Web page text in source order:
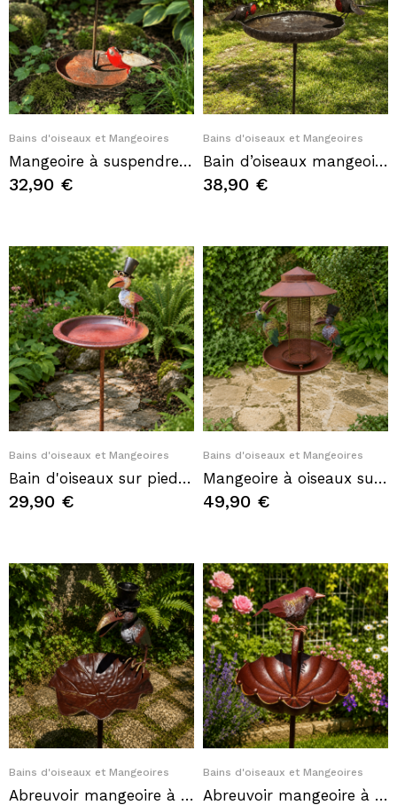
Quick View
Bains d'oiseaux et Mangeoires
Mangeoire à suspendre en métal recyclé avec oiseau rouge décoratif
32,90 €
Quick View
Bains d'oiseaux et Mangeoires
Bain d’oiseaux mangeoire en métal recyclé avec rouges-gorges
38,90 €
Quick View
Bains d'oiseaux et Mangeoires
Bain d'oiseaux sur pied en métal avec corbeau gentleman – Mangeoire de jardin H120 cm
29,90 €
Quick View
Bains d'oiseaux et Mangeoires
Mangeoire à oiseaux sur pic mobile corbeaux en métal 132 cm
49,90 €
Quick View
Bains d'oiseaux et Mangeoires
Abreuvoir mangeoire à oiseaux sur pic – Corbeau avec chapeau – Hauteur 119 cm
Quick View
Bains d'oiseaux et Mangeoires
Abreuvoir mangeoire à oiseaux sur pic couleur rouille – Une escale pleine de charme au jardin